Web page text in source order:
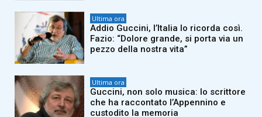
Ultima ora
Addio Guccini, l’Italia lo ricorda così.
Fazio: “Dolore grande, si porta via un
pezzo della nostra vita”
Ultima ora
Guccini, non solo musica: lo scrittore
che ha raccontato l’Appennino e
custodito la memoria